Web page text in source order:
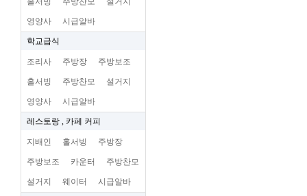
영양사 시급알바
학교급식
조리사 주방장 주방보조
홀서빙 주방찬모 설거지
영양사 시급알바
레스토랑 , 카페 커피
지배인 홀서빙 주방장
주방보조 카운터 주방찬모
설거지 웨이터 시급알바